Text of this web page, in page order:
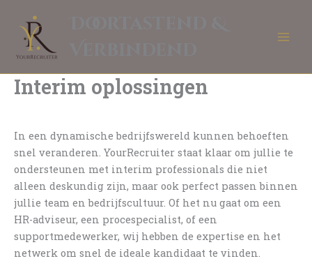
naar
inhoud
Interim oplossingen
In een dynamische bedrijfswereld kunnen behoeften
snel veranderen. YourRecruiter staat klaar om jullie te
ondersteunen met interim professionals die niet
alleen deskundig zijn, maar ook perfect passen binnen
jullie team en bedrijfscultuur. Of het nu gaat om een
HR-adviseur, een procespecialist, of een
supportmedewerker, wij hebben de expertise en het
netwerk om snel de ideale kandidaat te vinden.